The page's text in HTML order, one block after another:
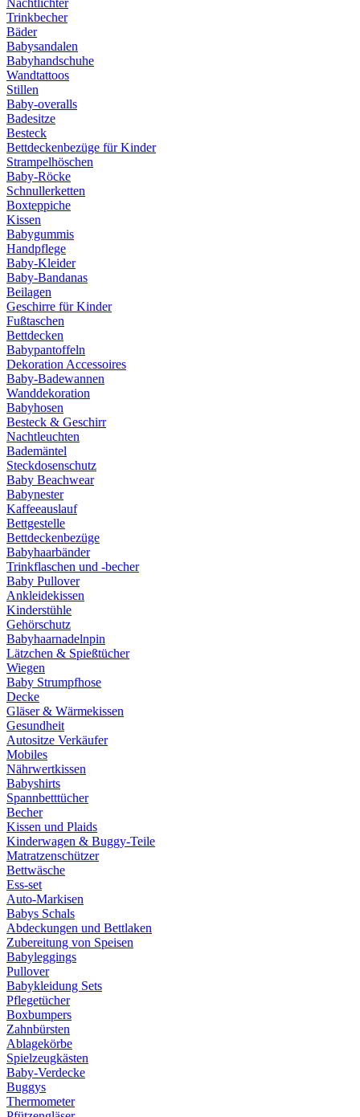
Nachtlichter
Trinkbecher
Bäder
Babysandalen
Babyhandschuhe
Wandtattoos
Stillen
Baby-overalls
Badesitze
Besteck
Bettdeckenbezüge für Kinder
Strampelhöschen
Baby-Röcke
Schnullerketten
Boxteppiche
Kissen
Babygummis
Handpflege
Baby-Kleider
Baby-Bandanas
Beilagen
Geschirre für Kinder
Fußtaschen
Bettdecken
Babypantoffeln
Dekoration Accessoires
Baby-Badewannen
Wanddekoration
Babyhosen
Besteck & Geschirr
Nachtleuchten
Bademäntel
Steckdosenschutz
Baby Beachwear
Babynester
Kaffeeauslauf
Bettgestelle
Bettdeckenbezüge
Babyhaarbänder
Trinkflaschen und -becher
Baby Pullover
Ankleidekissen
Kinderstühle
Gehörschutz
Babyhaarnadelnpin
Lätzchen & Spießtücher
Wiegen
Baby Strumpfhose
Decke
Gläser & Wärmekissen
Gesundheit
Autositze Verkäufer
Mobiles
Nährwertkissen
Babyshirts
Spannbetttücher
Becher
Kissen und Plaids
Kinderwagen & Buggy-Teile
Matratzenschützer
Bettwäsche
Ess-set
Auto-Markisen
Babys Schals
Abdeckungen und Bettlaken
Zubereitung von Speisen
Babyleggings
Pullover
Babykleidung Sets
Pflegetücher
Boxbumpers
Zahnbürsten
Ablagekörbe
Spielzeugkästen
Baby-Verdecke
Buggys
Thermometer